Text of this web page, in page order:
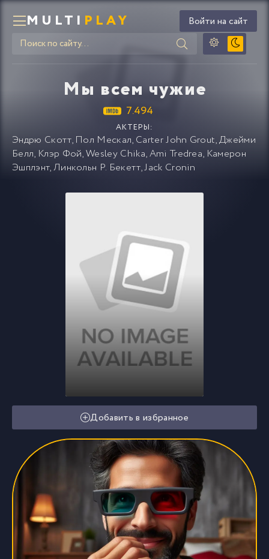
MULTI PLAY Войти на сайт
Мы всем чужие
7.494
АКТЕРЫ:
Эндрю Скотт, Пол Мескал, Carter John Grout,Джейми
Белл, Клэр Фой,Wesley Chika,Ami Tredrea, Камерон
Эшплэнт,Линкольн Р. Бекетт,Jack Cronin
Добавить в избранное